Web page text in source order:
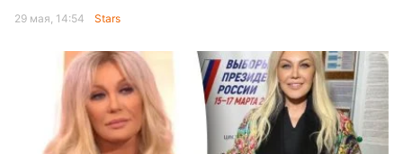
29 мая, 14:54 Stars